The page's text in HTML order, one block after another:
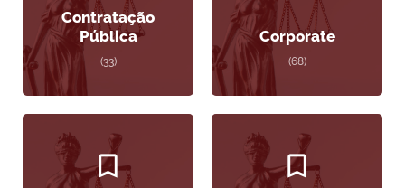
Contratação
Pública
(33)
Corporate
(68)